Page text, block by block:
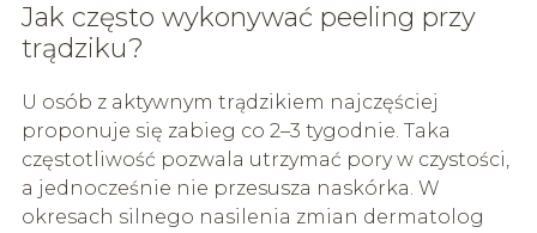
Jak często wykonywać peeling przy
trądziku?
U osób z aktywnym trądzikiem najczęściej
proponuje się zabieg co 2–3 tygodnie. Taka
częstotliwość pozwala utrzymać pory w czystości,
a jednocześnie nie przesusza naskórka. W
okresach silnego nasilenia zmian dermatolog